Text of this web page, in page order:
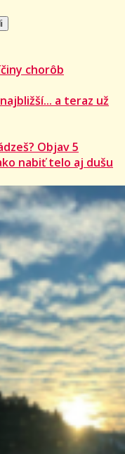
chorôb
a teraz už
Objav 5
nabiť telo aj dušu